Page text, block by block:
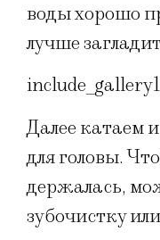
воды хорошо
лучше
Далее катаем
для головы.
держалась,
зубочистку